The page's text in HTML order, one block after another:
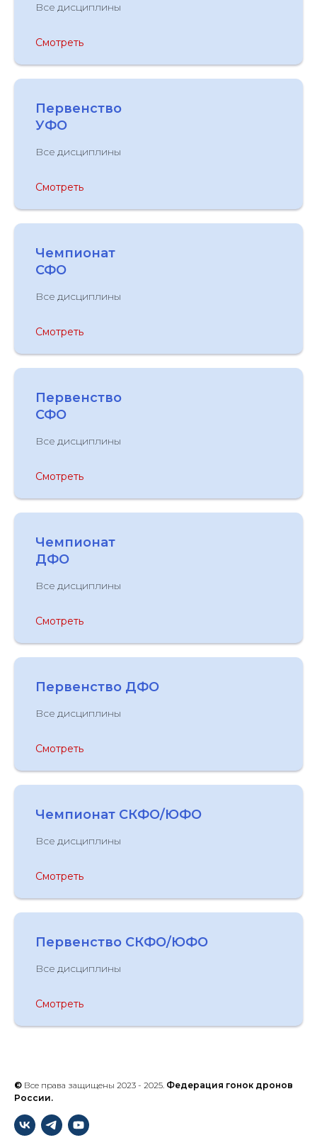
Все дисциплины
Смотреть
Первенство
УФО
Все дисциплины
Смотреть
Чемпионат
СФО
Все дисциплины
Смотреть
Первенство
СФО
Все дисциплины
Смотреть
Чемпионат
ДФО
Все дисциплины
Смотреть
Первенство ДФО
Все дисциплины
Смотреть
Чемпионат СКФО/ЮФО
Все дисциплины
Смотреть
Первенство СКФО/ЮФО
Все дисциплины
Смотреть
© Все права защищены 2023 - 2025. Федерация гонок дронов
России.